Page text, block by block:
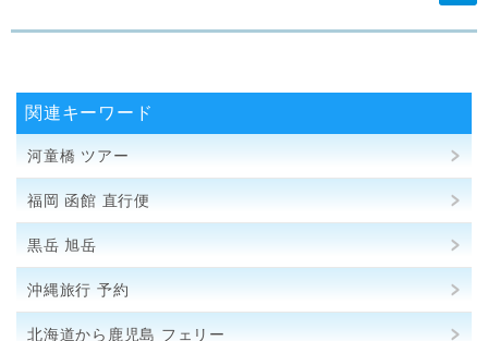
関連キーワード
河童橋 ツアー
福岡 函館 直行便
黒岳 旭岳
沖縄旅行 予約
北海道から鹿児島 フェリー